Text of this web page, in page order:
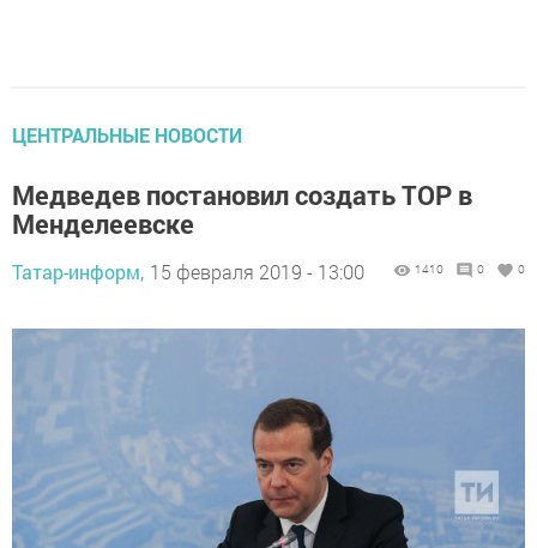
ЦЕНТРАЛЬНЫЕ НОВОСТИ
Медведев постановил создать ТОР в
Менделеевске
Татар-информ, 15 февраля 2019 - 13:00 1410 0 0